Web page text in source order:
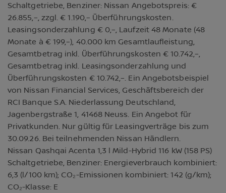
Schaltgetriebe, Benziner: Nissan Angebotspreis: €
26.855,–, zzgl. € 1.190,– Überführungskosten.
Leasingsonderzahlung € 0,–, Laufzeit 48 Monate (48
Monate à € 199,–), 40.000 km Gesamtlaufleistung,
Gesamtbetrag inkl. Überführungskosten € 10.742,–,
Gesamtbetrag inkl. Leasingsonderzahlung und
Überführungskosten € 10.742,–. Ein Angebotsbeispiel
von Nissan Financial Services, Geschäftsbereich der
RCI Banque S.A. Niederlassung Deutschland,
Jagenbergstraße 1, 41468 Neuss. Ein Angebot für
Privatkunden. Nur gültig für Leasingverträge bis zum
30.09.26. Bei teilnehmenden Nissan Händlern.
Nissan Qashqai Acenta 1,3 l Mild-Hybrid 116 kW (158 PS)
Schaltgetriebe, Benziner: Energieverbrauch kombiniert:
6,3 (l/100 km); CO₂-Emissionen kombiniert: 142 (g/km);
CO₂-Klasse: E